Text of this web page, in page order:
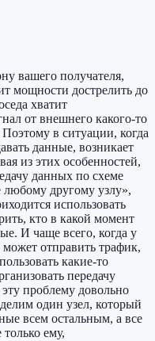
вашего получателя,
мощности дострелить до
хватит
от внешнего какого-то
в ситуации, когда
данные, возникает
из этих особенностей,
данных по схеме
другому узлу»,
использовать
кто в какой момент
И чаще всего, когда у
может отправить трафик,
какие-то
передачу
проблему довольно
один узел, который
всем остальным, а все
ему,